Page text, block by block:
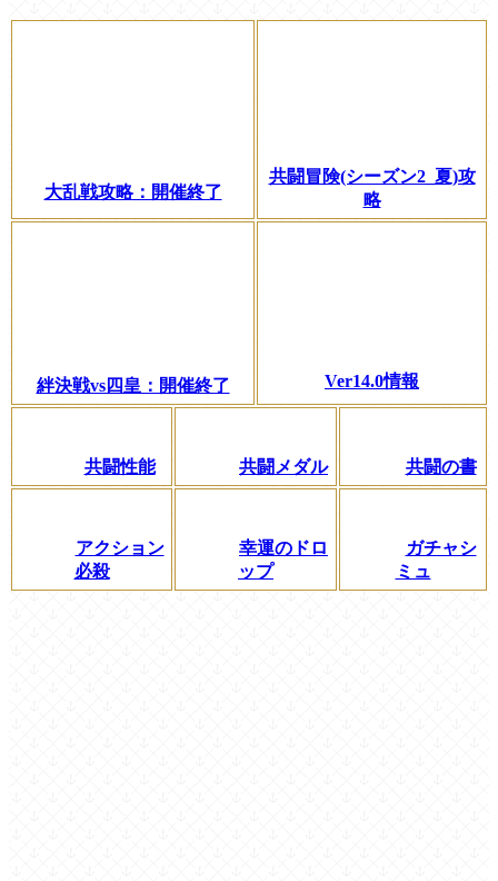
大乱戦攻略：開催終了
共闘冒険(シーズン2_夏)攻
略
絆決戦vs四皇：開催終了 Ver14.0情報
共闘性能 共闘メダル 共闘の書
アクション
必殺
幸運のドロ
ップ
ガチャシ
ミュ